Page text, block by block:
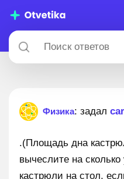
Физика: задал
.(Площадь дна
вычеслите на
кастрюли на стол,